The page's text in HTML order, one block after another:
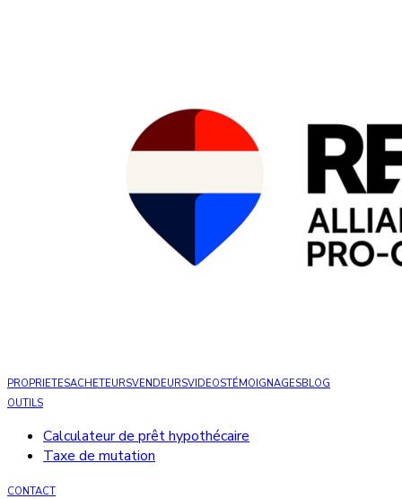
PROPRIETESACHETEURSVENDEURSVIDEOSTÉMOIGNAGESBLOG
OUTILS
Calculateur de prêt hypothécaire
Taxe de mutation
CONTACT